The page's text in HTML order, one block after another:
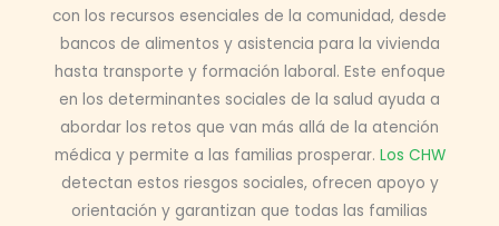
con los recursos esenciales de la comunidad, desde
bancos de alimentos y asistencia para la vivienda
hasta transporte y formación laboral. Este enfoque
en los determinantes sociales de la salud ayuda a
abordar los retos que van más allá de la atención
médica y permite a las familias prosperar. Los CHW
detectan estos riesgos sociales, ofrecen apoyo y
orientación y garantizan que todas las familias